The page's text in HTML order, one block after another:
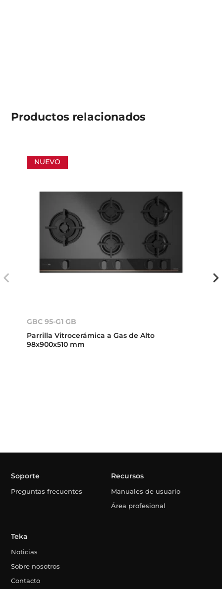
Productos relacionados
NUEVO
GBC 95-G1 GB
Parrilla Vitrocerámica a Gas de Alto
98x900x510 mm
Soporte
Preguntas frecuentes
Recursos
Manuales de usuario
Área profesional
Teka
Noticias
Sobre nosotros
Contacto